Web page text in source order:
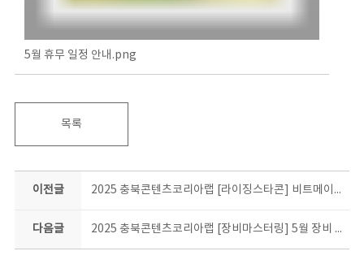
5월 휴무 일정 안내.png
목록
이전글 2025 충북콘텐츠코리아랩 [라이징스타콘] 비트메이킹 비기너 과정 교육생 모집 공고
다음글 2025 충북콘텐츠코리아랩 [장비마스터링] 5월 장비 필수교육 참가자 모집